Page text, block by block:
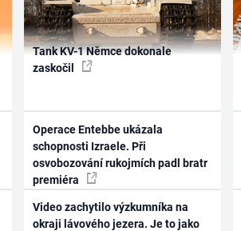
Tank KV-1 Němce dokonale
zaskočil
Operace Entebbe ukázala
schopnosti Izraele. Při
osvobozování rukojmích padl bratr
premiéra
Video zachytilo výzkumníka na
okraji lávového jezera. Je to jako